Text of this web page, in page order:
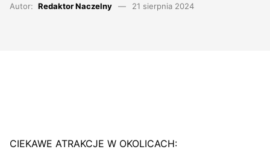
Autor: Redaktor Naczelny 21 sierpnia 2024
CIEKAWE ATRAKCJE W OKOLICACH: